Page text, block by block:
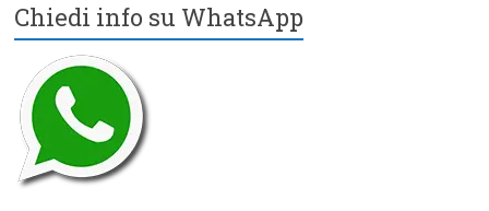
Chiedi info su WhatsApp